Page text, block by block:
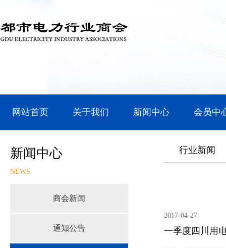
网站首页 关于我们 新闻中心 会员中
新闻中心
NEWS
商会新闻
通知公告
行业新闻
2017-04-27
一季度四川用